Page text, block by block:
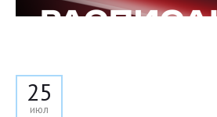
25
июл